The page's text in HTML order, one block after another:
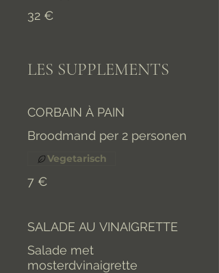
32 €
LES SUPPLEMENTS
CORBAIN À PAIN
Broodmand per 2 personen
7 €
Vegetarisch
SALADE AU VINAIGRETTE
Salade met
mosterdvinaigrette